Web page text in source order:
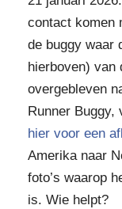
contact komen
de buggy waar
hierboven) van
overgebleven
Runner Buggy,
hier voor een
Amerika naar
foto’s waarop
is. Wie helpt?